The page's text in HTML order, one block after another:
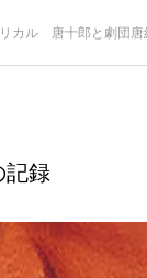
カル 唐十郎と劇団唐
記録